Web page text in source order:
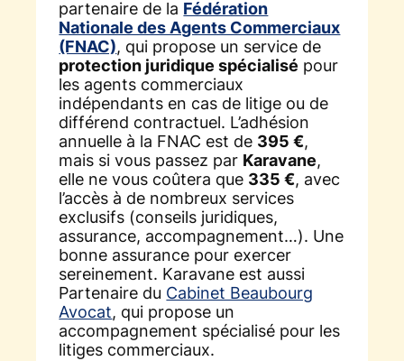
partenaire de la Fédération
Nationale des Agents Commerciaux
(FNAC), qui propose un service de
protection juridique spécialisé pour
les agents commerciaux
indépendants en cas de litige ou de
différend contractuel. L’adhésion
annuelle à la FNAC est de 395 €,
mais si vous passez par Karavane,
elle ne vous coûtera que 335 €, avec
l’accès à de nombreux services
exclusifs (conseils juridiques,
assurance, accompagnement…). Une
bonne assurance pour exercer
sereinement. Karavane est aussi
Partenaire du Cabinet Beaubourg
Avocat, qui propose un
accompagnement spécialisé pour les
litiges commerciaux.